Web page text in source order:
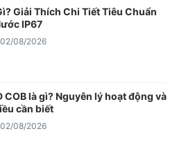
Giải Thích Chi Tiết Tiêu Chuẩn
IP67
08/2026
COB là gì? Nguyên lý hoạt động và
cần biết
08/2026